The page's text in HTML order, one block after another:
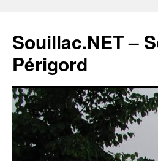
Souillac.NET –
Périgord